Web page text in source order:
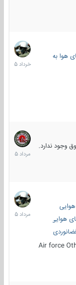
به سطح
30
خرداد
1405
ندارد.
7
مرداد
1405
هوایی
Air force
2
مرداد
1405